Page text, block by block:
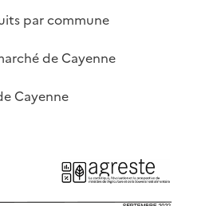
par commune
de Cayenne
Cayenne